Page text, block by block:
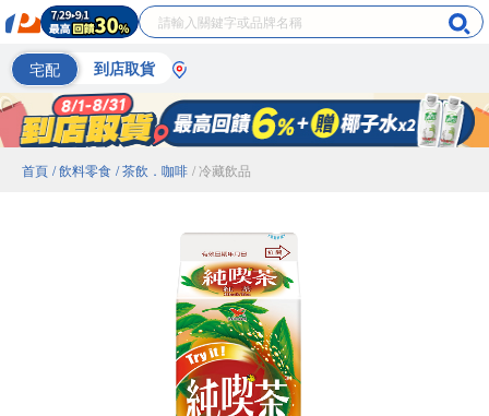
宅配 到店取貨
首頁 / 飲料零食 / 茶飲．咖啡 / 冷藏飲品